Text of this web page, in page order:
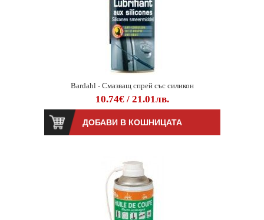
Bardahl - Смазващ спрей със силикон
10.74€ / 21.01лв.